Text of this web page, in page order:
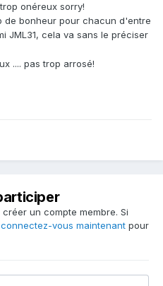
onéreux sorry!
de bonheur pour chacun d'entre
JML31, cela va sans le préciser
.... pas trop arrosé!
un compte membre. Si
connectez-vous maintenant pour